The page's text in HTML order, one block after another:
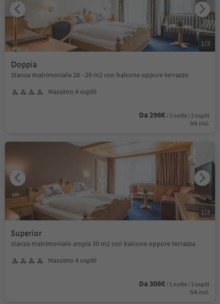
Doppia
Stanza matrimoniale 26 - 29 m2 con balcone oppure terrazzo
Massimo 4 ospiti
Da 296€ / 1 notte / 2 ospiti
IVA incl.
1/3
Superior
stanza matrimoniale ampia 30 m2 con balcone oppure terrazza
Massimo 4 ospiti
Da 306€ / 1 notte / 2 ospiti
IVA incl.
1/3